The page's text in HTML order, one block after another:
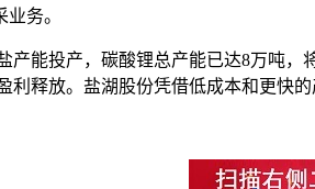
务。
产能投产，碳酸锂总产能已达8万吨
释放。盐湖股份凭借低成本和更快